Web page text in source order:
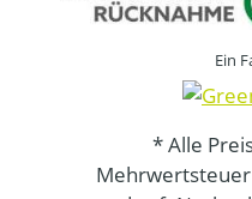
Ein
* Alle
Mehrwertsteuer